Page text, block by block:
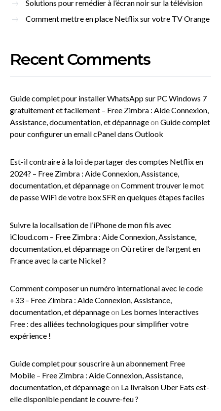
Solutions pour remédier à l’écran noir sur la télévision
Comment mettre en place Netflix sur votre TV Orange
Recent Comments
Guide complet pour installer WhatsApp sur PC Windows 7
gratuitement et facilement – Free Zimbra : Aide Connexion,
Assistance, documentation, et dépannageon Guide complet
pour configurer un email cPanel dans Outlook
Est-il contraire à la loi de partager des comptes Netflix en
2024? – Free Zimbra : Aide Connexion, Assistance,
documentation, et dépannageon Comment trouver le mot
de passe WiFi de votre box SFR en quelques étapes faciles
Suivre la localisation de l’iPhone de mon fils avec
iCloud.com – Free Zimbra : Aide Connexion, Assistance,
documentation, et dépannageon Où retirer de l’argent en
France avec la carte Nickel ?
Comment composer un numéro international avec le code
+33 – Free Zimbra : Aide Connexion, Assistance,
documentation, et dépannageon Les bornes interactives
Free : des alliées technologiques pour simplifier votre
expérience !
Guide complet pour souscrire à un abonnement Free
Mobile – Free Zimbra : Aide Connexion, Assistance,
documentation, et dépannageon La livraison Uber Eats est-
elle disponible pendant le couvre-feu ?